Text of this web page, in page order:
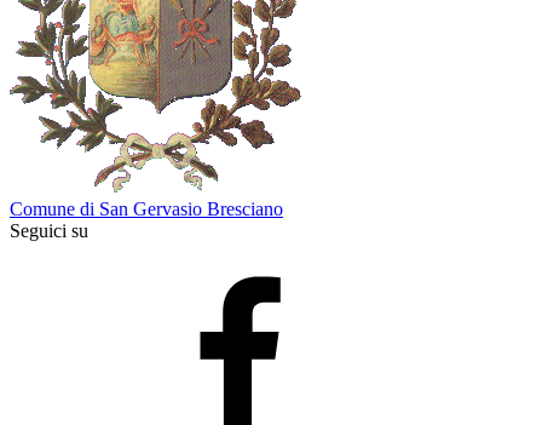
Comune di San Gervasio Bresciano
Seguici su